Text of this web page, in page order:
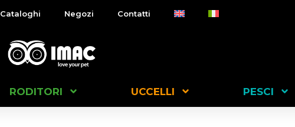
Cataloghi Negozi Contatti
RODITORI UCCELLI PESCI